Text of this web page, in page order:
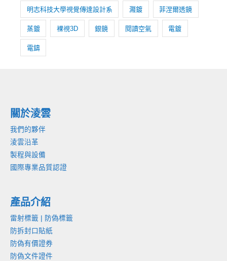
明志科技大學視覺傳達設計系 濺鍍 菲涅爾透鏡
蒸鍍 裸視3D 銀鏡 閱讀空氣 電鍍
電鑄
關於淩雲
我們的夥伴
淩雲沿革
製程與設備
國際專業品質認證
產品介紹
雷射標籤 | 防偽標籤
防拆封口貼紙
防偽有價證券
防偽文件證件